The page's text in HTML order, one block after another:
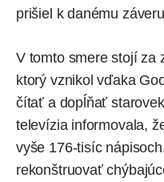
prišiel k danému
V tomto smere stojí za
ktorý vznikol vďaka
čítať a dopĺňať
televízia informovala,
vyše 176-tisíc
rekonštruovať